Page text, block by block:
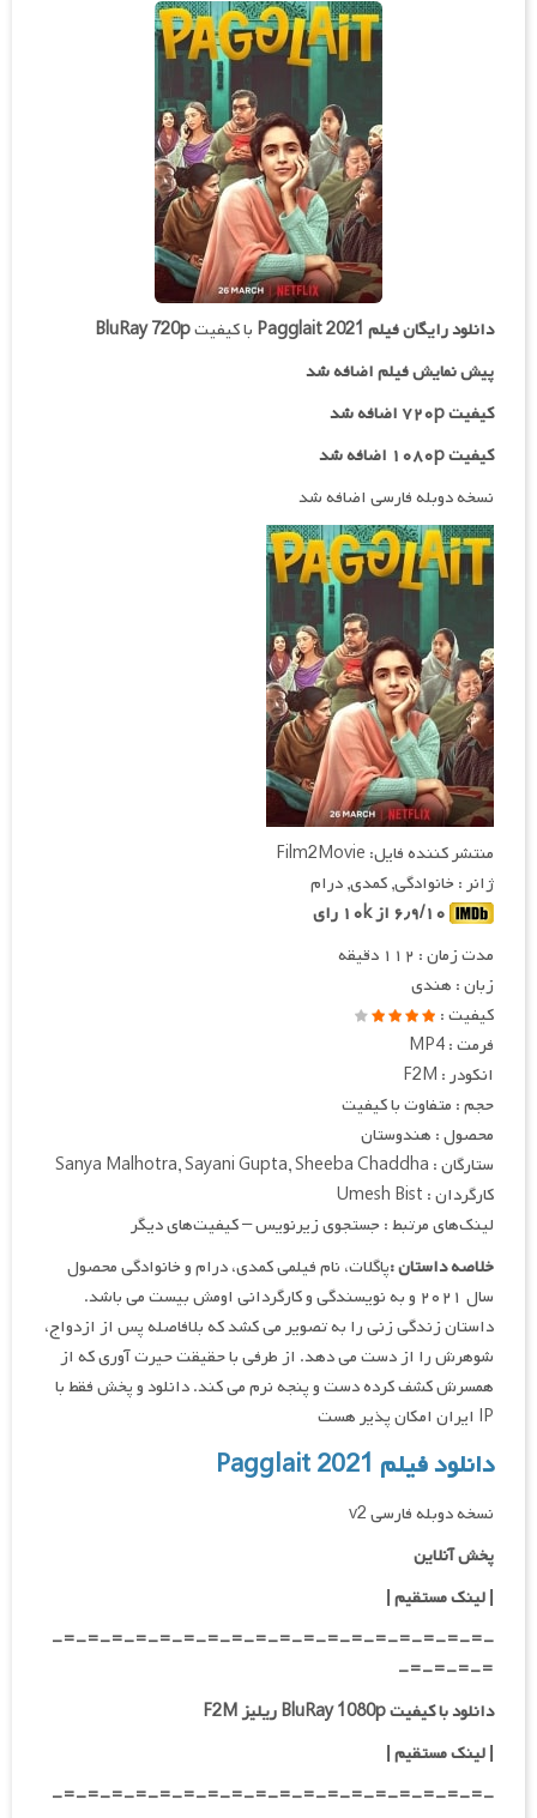
دانلود رایگان فیلم Pagglait 2021 با کیفیتBluRay 720p
پیش نمایش فیلم اضافه شد
کیفیت ۷۲۰p اضافه شد
کیفیت ۱۰۸۰p اضافه شد
نسخه دوبله فارسی اضافه شد
منتشر کننده فایل: Film2Movie
ژانر : خانوادگی, کمدی, درام
مدت زمان : ۱۱۲ دقیقه
زبان : هندی
کیفیت :
فرمت : MP4
انکودر : F2M
حجم : متفاوت با کیفیت
محصول : هندوستان
ستارگان : Sanya Malhotra, Sayani Gupta, Sheeba Chaddha
کارگردان : Umesh Bist
لینک‌های مرتبط : جستجوی زیرنویس – کیفیت‌های دیگر
خلاصه داستان :پاگلات، نام فیلمی کمدی، درام و خانوادگی محصول
سال ۲۰۲۱ و به نویسندگی و کارگردانی اومش بیست می باشد.
داستان زندگی زنی را به تصویر می کشد که بلافاصله پس از ازدواج،
شوهرش را از دست می دهد. از طرفی با حقیقت حیرت آوری که از
همسرش کشف کرده دست و پنجه نرم می کند. دانلود و پخش فقط با
IP ایران امکان پذیر هست
دانلود فیلم Pagglait 2021
نسخه دوبله فارسی v2
پخش آنلاین
| لینک مستقیم|
-=-=-=-=-=-=-=-=-=-=-=-=-=-=-=-=-=-=-
=-=-=-=-
دانلود با کیفیت BluRay 1080p ریلیز F2M
|لینک مستقیم|
-=-=-=-=-=-=-=-=-=-=-=-=-=-=-=-=-=-=-